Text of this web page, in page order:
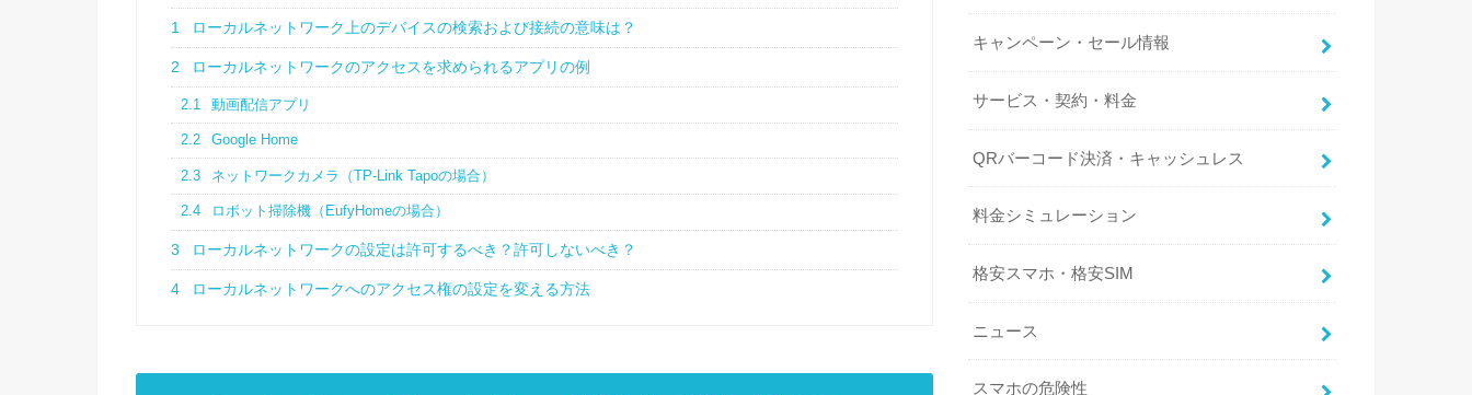
1 ローカルネットワーク上のデバイスの検索および接続の意味は？
2 ローカルネットワークのアクセスを求められるアプリの例
2.1 動画配信アプリ
2.2 Google Home
2.3 ネットワークカメラ（TP-Link Tapoの場合）
2.4 ロボット掃除機（EufyHomeの場合）
3 ローカルネットワークの設定は許可するべき？許可しないべき？
4 ローカルネットワークへのアクセス権の設定を変える方法
キャンペーン・セール情報
サービス・契約・料金
QRバーコード決済・キャッシュレス
料金シミュレーション
格安スマホ・格安SIM
ニュース
スマホの危険性